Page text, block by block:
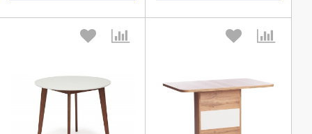
Выберите количество: Выберите количество: